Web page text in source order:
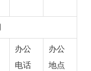
办公
电话
办公
地点